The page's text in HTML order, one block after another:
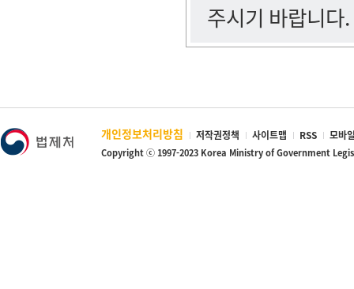
주시기 바랍니다.
개인정보처리방침 저작권정책 사이트맵 RSS 모바
Copyright ⓒ 1997-2023 Korea Ministry of Government